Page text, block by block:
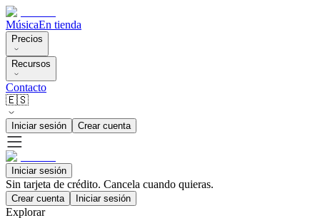
MúsicaEn tienda
Precios
Recursos
Contacto
🇪🇸
Iniciar sesión Crear cuenta
Iniciar sesión
Sin tarjeta de crédito. Cancela cuando quieras.
Crear cuenta Iniciar sesión
Explorar